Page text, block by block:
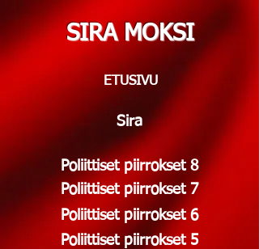
SIRA MOKSI
ETUSIVU
Sira
Poliittiset piirrokset 8
Poliittiset piirrokset 7
Poliittiset piirrokset 6
Poliittiset piirrokset 5